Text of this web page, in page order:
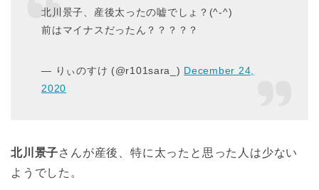
北川景子、産後太ったの嘘でしょ？(^-^)
前はマイナスだったん？？？？？
— りぃのすけ (@r101sara_) December 24,
2020
北川景子さんが産後、特に太ったと思った人は少ない
ようでした。